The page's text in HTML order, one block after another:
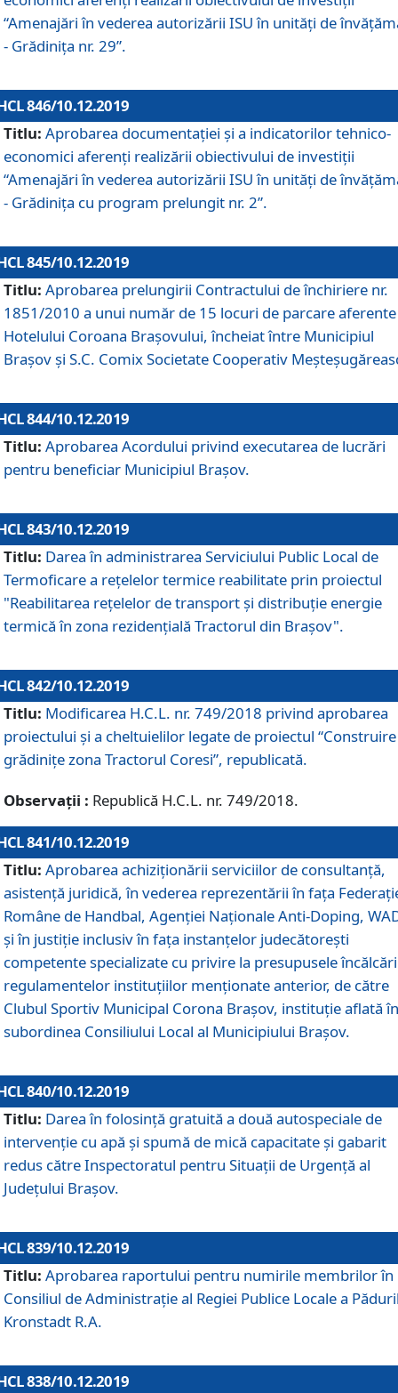
“Amenajări în vederea autorizării ISU în unități de
- Grădinița nr. 29”.
846/10.12.2019
Titlu: Aprobarea documentației și a indicatorilor tehnico-
economici aferenți realizării obiectivului de investiții
“Amenajări în vederea autorizării ISU în unități de
- Grădinița cu program prelungit nr. 2”.
845/10.12.2019
Titlu: Aprobarea prelungirii Contractului de închiriere nr.
1851/2010 a unui număr de 15 locuri de parcare aferente
Hotelului Coroana Brașovului, încheiat între Municipiul
Braşov şi S.C. Comix Societate Cooperativ
844/10.12.2019
Titlu: Aprobarea Acordului privind executarea de lucrări
pentru beneficiar Municipiul Brașov.
843/10.12.2019
Titlu: Darea în administrarea Serviciului Public Local de
Termoficare a rețelelor termice reabilitate prin proiectul
"Reabilitarea reţelelor de transport şi distribuţie energie
termică în zona rezidenţială Tractorul din Braşov".
842/10.12.2019
Titlu: Modificarea H.C.L. nr. 749/2018 privind aprobarea
proiectului și a cheltuielilor legate de proiectul “Construire
grădinițe zona Tractorul Coresi”, republicată.
Observații : Republică H.C.L. nr. 749/2018.
841/10.12.2019
Titlu: Aprobarea achiziționării serviciilor de consultanță,
asistență juridică, în vederea reprezentării în fața
Române de Handbal, Agenției Naționale Anti-Doping,
și în justiție inclusiv în fața instanțelor judecătorești
competente specializate cu privire la presupusele
regulamentelor instituțiilor menționate anterior, de către
Clubul Sportiv Municipal Corona Braşov, instituție aflată în
subordinea Consiliului Local al Municipiului Brașov.
840/10.12.2019
Titlu: Darea în folosință gratuită a două autospeciale de
intervenție cu apă și spumă de mică capacitate și gabarit
redus către Inspectoratul pentru Situaţii de Urgenţă al
Judeţului Brașov.
839/10.12.2019
Titlu: Aprobarea raportului pentru numirile membrilor în
Consiliul de Administraţie al Regiei Publice Locale a
Kronstadt R.A.
838/10.12.2019